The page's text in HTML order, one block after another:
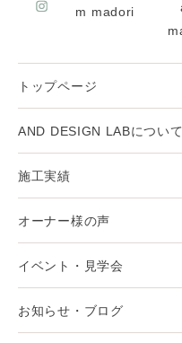
トップページ
AND DESIGN LABについて
施工実績
オーナー様の声
イベント・見学会
お知らせ・ブログ